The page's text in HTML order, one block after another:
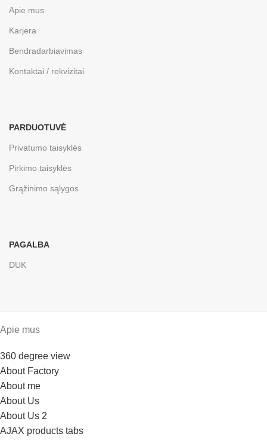
Apie mus
Karjera
Bendradarbiavimas
Kontaktai / rekvizitai
PARDUOTUVĖ
Privatumo taisyklės
Pirkimo taisyklės
Grąžinimo sąlygos
PAGALBA
DUK
Apie mus
360 degree view
About Factory
About me
About Us
About Us 2
AJAX products tabs